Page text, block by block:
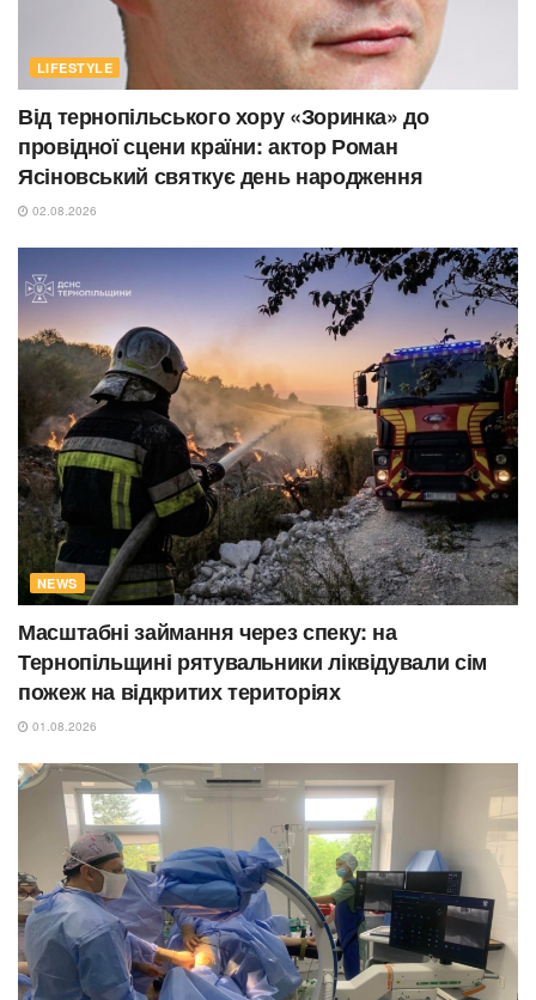
LIFESTYLE
Від тернопільського хору «Зоринка» до
провідної сцени країни: актор Роман
Ясіновський святкує день народження
02.08.2026
NEWS
Масштабні займання через спеку: на
Тернопільщині рятувальники ліквідували сім
пожеж на відкритих територіях
01.08.2026